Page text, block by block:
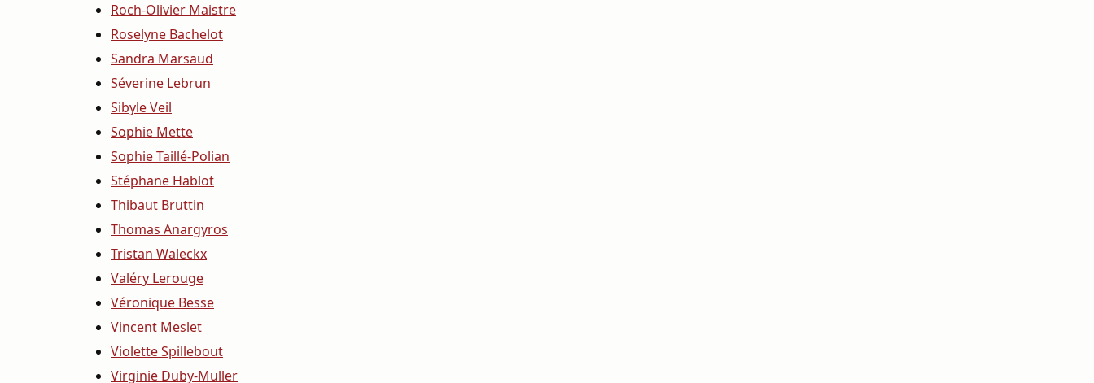
Roch-Olivier Maistre
Roselyne Bachelot
Sandra Marsaud
Séverine Lebrun
Sibyle Veil
Sophie Mette
Sophie Taillé-Polian
Stéphane Hablot
Thibaut Bruttin
Thomas Anargyros
Tristan Waleckx
Valéry Lerouge
Véronique Besse
Vincent Meslet
Violette Spillebout
Virginie Duby-Muller